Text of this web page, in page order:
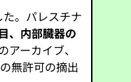
。パレスチナ
、内部臓器の
ーカイブ、
無許可の摘出